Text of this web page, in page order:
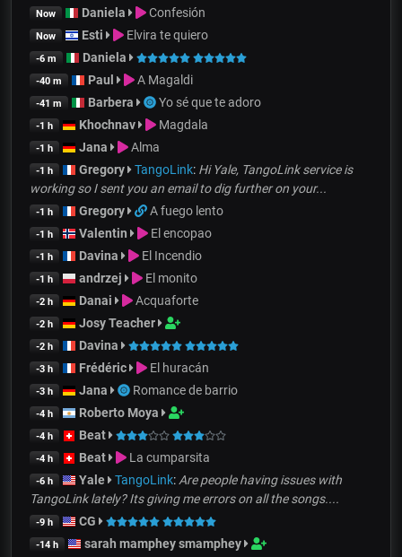
Now Daniela Confesión
Now Esti Elvira te quiero
-6 m Daniela
-40 m Paul A Magaldi
-41 m Barbera Yo sé que te adoro
-1 h Khochnav Magdala
-1 h Jana Alma
-1 h Gregory TangoLink: Hi Yale, TangoLink service is
working so I sent you an email to dig further on your...
-1 h Gregory A fuego lento
-1 h Valentin El encopao
-1 h Davina El Incendio
-1 h andrzej El monito
-2 h Danai Acquaforte
-2 h Josy Teacher
-2 h Davina
-3 h Frédéric El huracán
-3 h Jana Romance de barrio
-4 h Roberto Moya
-4 h Beat
-4 h Beat La cumparsita
-6 h Yale TangoLink: Are people having issues with
TangoLink lately? Its giving me errors on all the songs....
-9 h CG
-14 h sarah mamphey smamphey